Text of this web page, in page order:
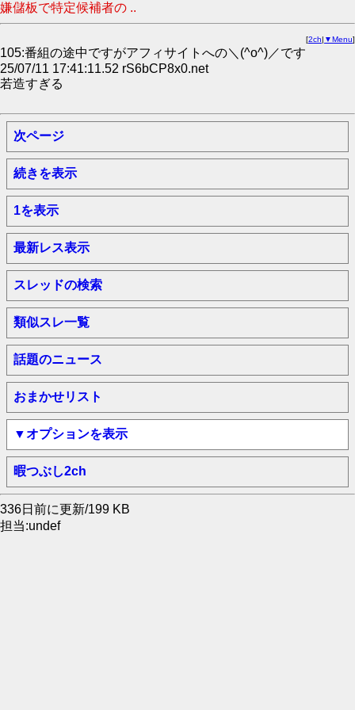
嫌儲板で特定候補者の ..
[2ch| ▼Menu]
105:番組の途中ですがアフィサイトへの＼(^o^)／です
25/07/11 17:41:11.52 rS6bCP8x0.net
若造すぎる
次ページ
続きを表示
1を表示
最新レス表示
スレッドの検索
類似スレ一覧
話題のニュース
おまかせリスト
▼オプションを表示
暇つぶし2ch
336日前に更新/199 KB
担当:undef